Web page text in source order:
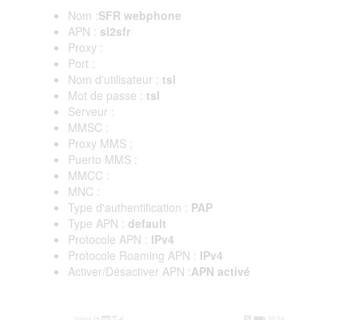
Nom :SFR webphone
APN : sl2sfr
Proxy :
Port :
Nom d'utilisateur : tsl
Mot de passe : tsl
Serveur :
MMSC :
Proxy MMS :
Puerto MMS :
MMCC :
MNC :
Type d'authentification : PAP
Type APN : default
Protocole APN : IPv4
Protocole Roaming APN : IPv4
Activer/Désactiver APN :APN activé